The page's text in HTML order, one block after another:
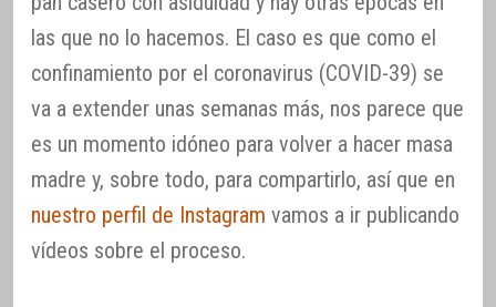
las que no lo hacemos. El caso es que como el
confinamiento por el coronavirus (COVID-39) se
va a extender unas semanas más, nos parece que
es un momento idóneo para volver a hacer masa
madre y, sobre todo, para compartirlo, así que en
nuestro perfil de Instagram vamos a ir publicando
vídeos sobre el proceso.